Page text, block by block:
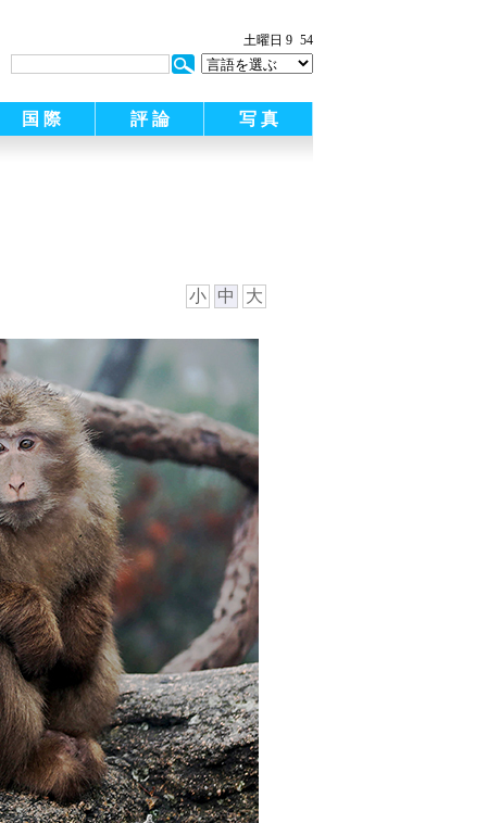
土曜日 9 54
国 際 評 論 写 真
小 中 大